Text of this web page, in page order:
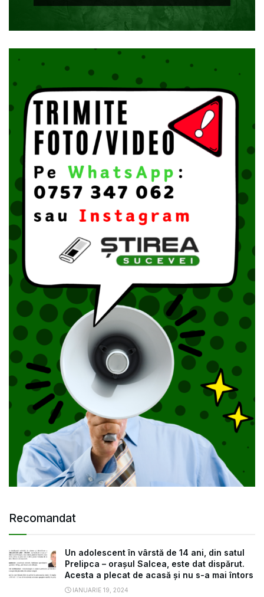
Recomandat
Un adolescent în vârstă de 14 ani, din satul
Prelipca – orașul Salcea, este dat dispărut.
Acesta a plecat de acasă și nu s-a mai întors
IANUARIE 19, 2024